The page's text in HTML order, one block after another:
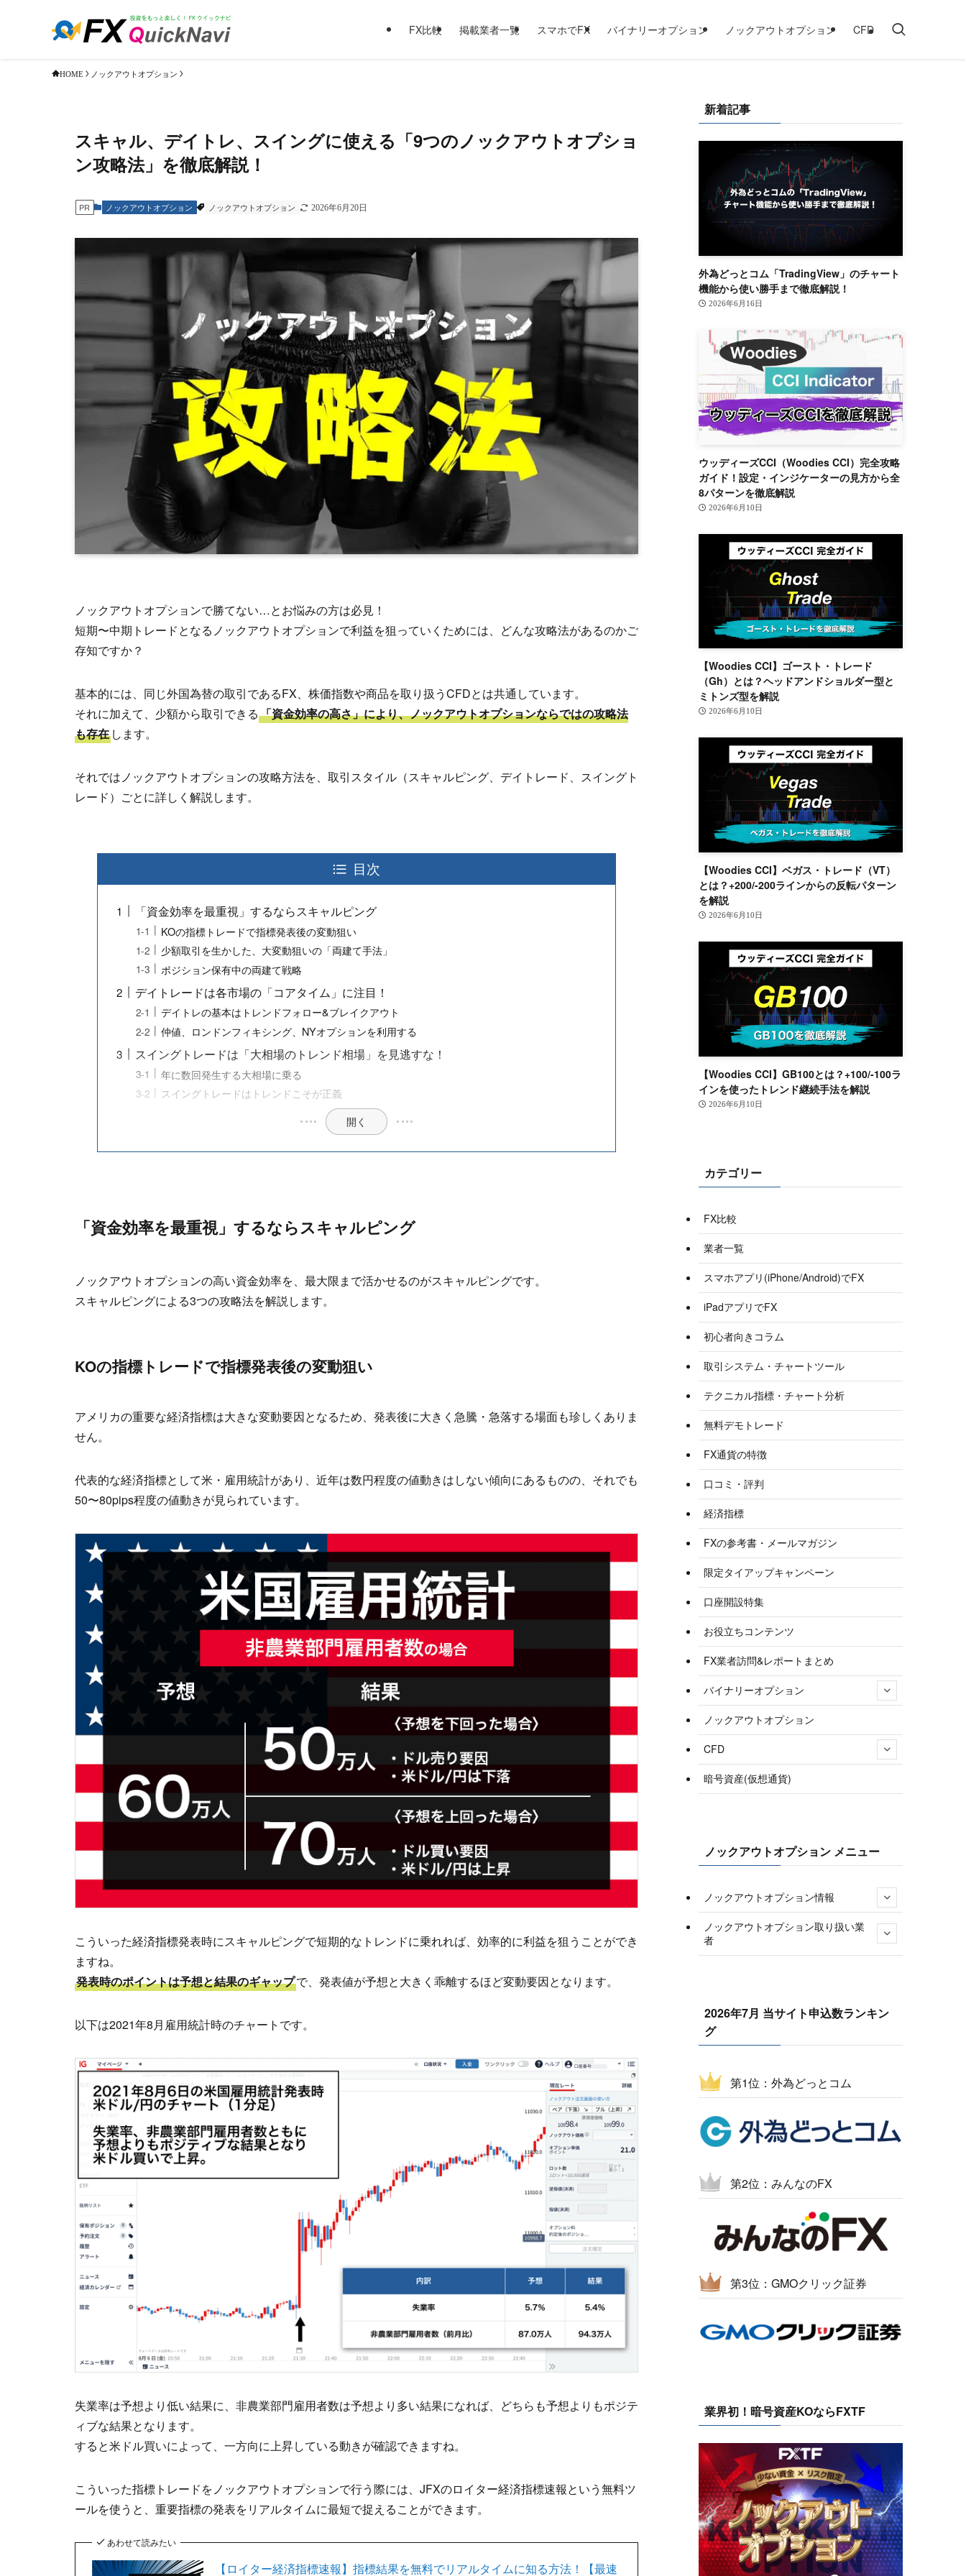
FX比較 掲載業者一覧 スマホでFX バイナリーオプション ノックアウトオプション CFD
HOME ノックアウトオプション
スキャル、デイトレ、スイングに使える「9つのノックアウトオプショ
ン攻略法」を徹底解説！
PR ノックアウトオプション ノックアウトオプション 2026年6月20日
ノックアウトオプションで勝てない…とお悩みの方は必見！
短期〜中期トレードとなるノックアウトオプションで利益を狙っていくためには、どんな攻略法があるのかご
存知ですか？
基本的には、同じ外国為替の取引であるFX、株価指数や商品を取り扱うCFDとは共通しています。
それに加えて、少額から取引できる「資金効率の高さ」により、ノックアウトオプションならではの攻略法
も存在 します。
それではノックアウトオプションの攻略方法を、取引スタイル（スキャルピング、デイトレード、スイングト
レード）ごとに詳しく解説します。
目次
「資金効率を最重視」するならスキャルピング
KOの指標トレードで指標発表後の変動狙い
少額取引を生かした、大変動狙いの「両建て手法」
ポジション保有中の両建て戦略
デイトレードは各市場の「コアタイム」に注目！
デイトレの基本はトレンドフォロー&ブレイクアウト
仲値、ロンドンフィキシング、NYオプションを利用する
スイングトレードは「大相場のトレンド相場」を見逃すな！
年に数回発生する大相場に乗る
スイングトレードはトレンドこそが正義
開く
「資金効率を最重視」するならスキャルピング
ノックアウトオプションの高い資金効率を、最大限まで活かせるのがスキャルピングです。
スキャルピングによる3つの攻略法を解説します。
KOの指標トレードで指標発表後の変動狙い
アメリカの重要な経済指標は大きな変動要因となるため、発表後に大きく急騰・急落する場面も珍しくありま
せん。
代表的な経済指標として米・雇用統計があり、近年は数円程度の値動きはしない傾向にあるものの、それでも
50〜80pips程度の値動きが見られています。
こういった経済指標発表時にスキャルピングで短期的なトレンドに乗れれば、効率的に利益を狙うことができ
ますね。
発表時のポイントは予想と結果のギャップで、発表値が予想と大きく乖離するほど変動要因となります。
以下は2021年8月雇用統計時のチャートです。
失業率は予想より低い結果に、非農業部門雇用者数は予想より多い結果になれば、どちらも予想よりもポジテ
ィブな結果となります。
すると米ドル買いによって、一方向に上昇している動きが確認できますね。
こういった指標トレードをノックアウトオプションで行う際には、JFXのロイター経済指標速報という無料ツ
ールを使うと、重要指標の発表をリアルタイムに最短で捉えることができます。
あわせて読みたい
【ロイター経済指標速報】指標結果を無料でリアルタイムに知る方法！【最速
新着記事
外為どっとコム「TradingView」のチャート
機能から使い勝手まで徹底解説！
2026年6月16日
ウッディーズCCI（Woodies CCI）完全攻略
ガイド！設定・インジケーターの見方から全
8パターンを徹底解説
2026年6月10日
【Woodies CCI】ゴースト・トレード
（Gh）とは？ヘッドアンドショルダー型と
ミトンズ型を解説
2026年6月10日
【Woodies CCI】ベガス・トレード（VT）
とは？+200/-200ラインからの反転パターン
を解説
2026年6月10日
【Woodies CCI】GB100とは？+100/-100ラ
インを使ったトレンド継続手法を解説
2026年6月10日
カテゴリー
FX比較
業者一覧
スマホアプリ(iPhone/Android)でFX
iPadアプリでFX
初心者向きコラム
取引システム・チャートツール
テクニカル指標・チャート分析
無料デモトレード
FX通貨の特徴
口コミ・評判
経済指標
FXの参考書・メールマガジン
限定タイアップキャンペーン
口座開設特集
お役立ちコンテンツ
FX業者訪問&レポートまとめ
バイナリーオプション
ノックアウトオプション
CFD
暗号資産(仮想通貨)
ノックアウトオプション メニュー
ノックアウトオプション情報
ノックアウトオプション取り扱い業
者
2026年7月 当サイト申込数ランキン
グ
第1位：外為どっとコム
第2位：みんなのFX
第3位：GMOクリック証券
業界初！暗号資産KOならFXTF